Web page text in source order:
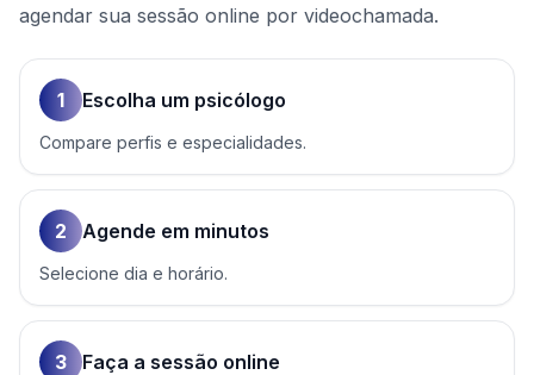
agendar sua sessão online por videochamada.
1 Escolha um psicólogo
Compare perfis e especialidades.
2 Agende em minutos
Selecione dia e horário.
3 Faça a sessão online